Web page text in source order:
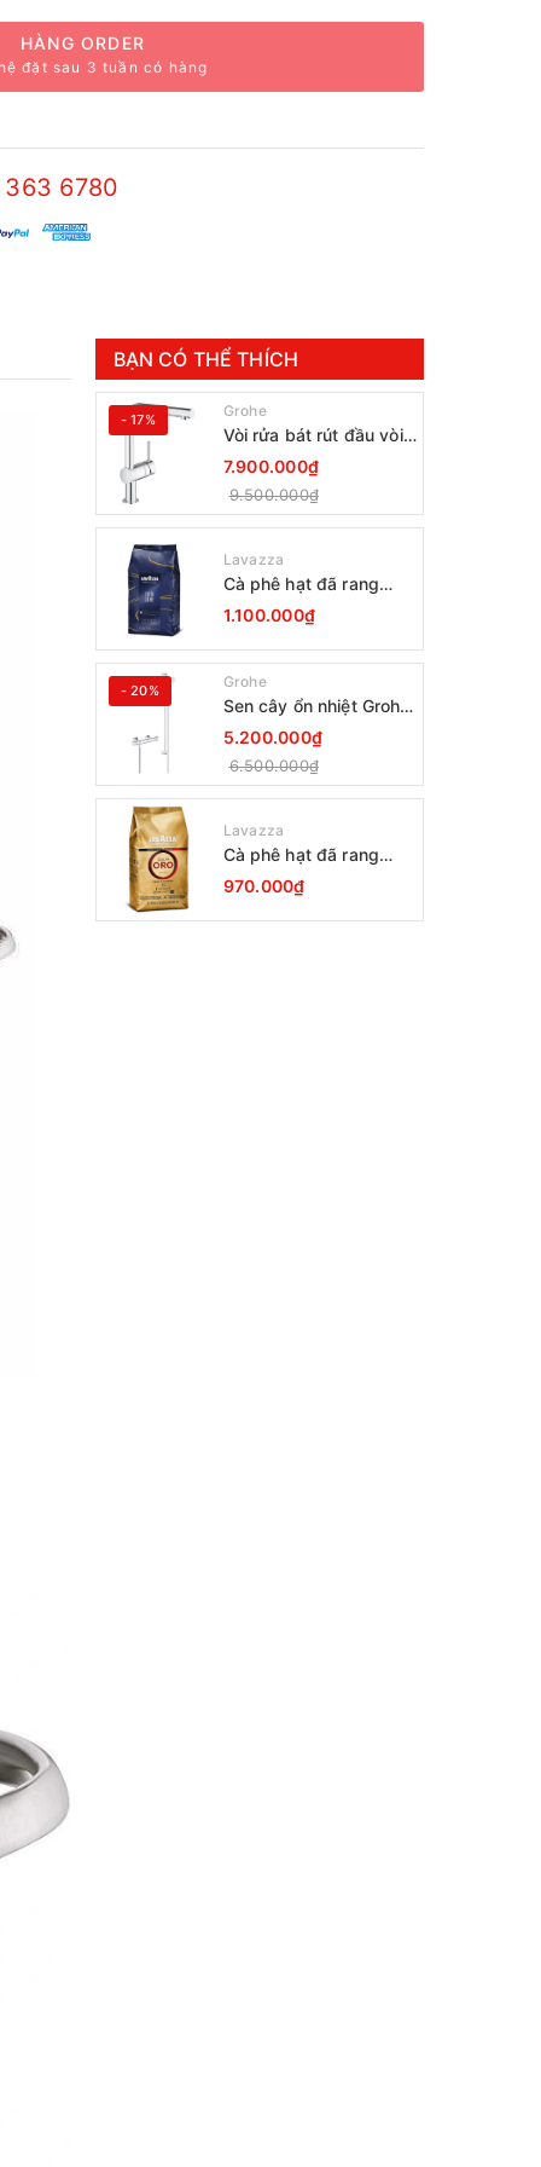
HÀNG ORDER
đặt sau 3 tuần có hàng
6780
BẠN CÓ THỂ THÍCH
- 17% Grohe
Vòi rửa bát rút đầu vòi
Grohe Minta 30274000
7.900.000₫
9.500.000₫
Lavazza
Cà phê hạt đã rang
Lavazza Coffee
Espresso Super Crema
1000g Date 12-2027
1.100.000₫
- 20% Grohe
Sen cây ổn nhiệt Grohe
Grohtherm 800
34566001
5.200.000₫
6.500.000₫
Lavazza
Cà phê hạt đã rang
Lavazza Oro Qualita
1000g
970.000₫